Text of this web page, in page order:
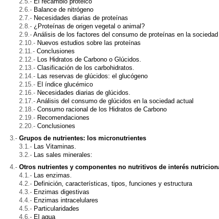
Balance de nitrógeno
Necesidades diarias de proteínas
¿Proteínas de origen vegetal o animal?
Análisis de los factores del consumo de proteínas en la
Nuevos estudios sobre las proteínas
Conclusiones
Los Hidratos de Carbono o Glúcidos.
Clasificación de los carbohidratos.
Las reservas de glúcidos: el glucógeno
El índice glucémico
Necesidades diarias de glúcidos.
Análisis del consumo de glúcidos en la sociedad actual
Consumo racional de los Hidratos de Carbono
Recomendaciones
Conclusiones
Grupos de nutrientes: los micronutrientes
Las Vitaminas.
Las sales minerales:
Otros nutrientes y componentes no nutritivos de interés
Las enzimas.
Definición, características, tipos, funciones y estructura
Enzimas digestivas
Enzimas intracelulares
Particularidades
El agua